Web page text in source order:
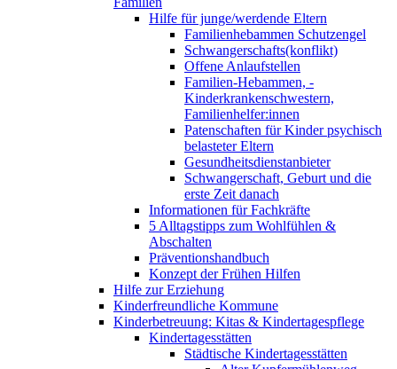
Hilfe für junge/werdende Eltern
Familienhebammen Schutzengel
Schwangerschafts(konflikt)
Offene Anlaufstellen
Familien-Hebammen, -
Kinderkrankenschwestern,
Familienhelfer:innen
Patenschaften für Kinder psychisch
belasteter Eltern
Gesundheitsdienstanbieter
Schwangerschaft, Geburt und die
erste Zeit danach
Informationen für Fachkräfte
5 Alltagstipps zum Wohlfühlen &
Abschalten
Präventionshandbuch
Konzept der Frühen Hilfen
Hilfe zur Erziehung
Kinderfreundliche Kommune
Kinderbetreuung: Kitas & Kindertagespflege
Kindertagesstätten
Städtische Kindertagesstätten